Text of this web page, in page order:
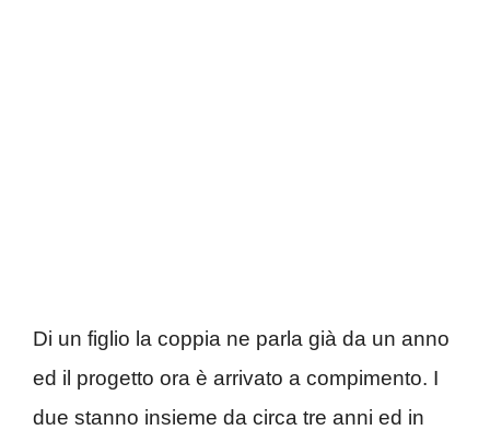
Di un figlio la coppia ne parla già da un anno
ed il progetto ora è arrivato a compimento. I
due stanno insieme da circa tre anni ed in